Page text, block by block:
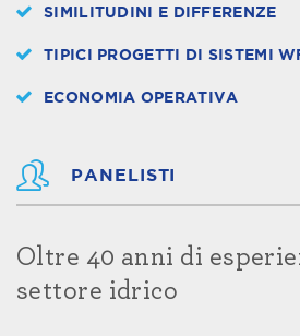
SIMILITUDINI E DIFFERENZE
TIPICI PROGETTI DI SISTEMI
ECONOMIA OPERATIVA
PANELISTI
Oltre 40 anni di
settore idrico